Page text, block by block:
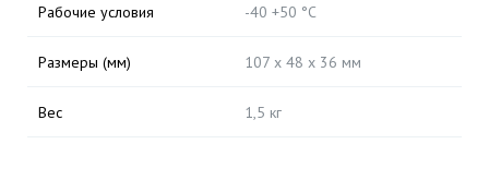
Рабочие условия -40 +50 °С
Размеры (мм) 107 х 48 х 36 мм
Вес 1,5 кг